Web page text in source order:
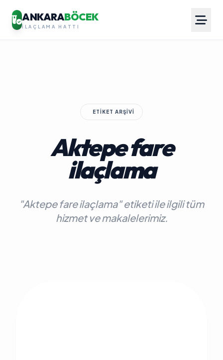
ANKARABÖCEK
İLAÇLAMA HATTI
ETIKET ARŞIVI
Aktepe fare
ilaçlama
"Aktepe fare ilaçlama" etiketi ile ilgili tüm
hizmet ve makalelerimiz.